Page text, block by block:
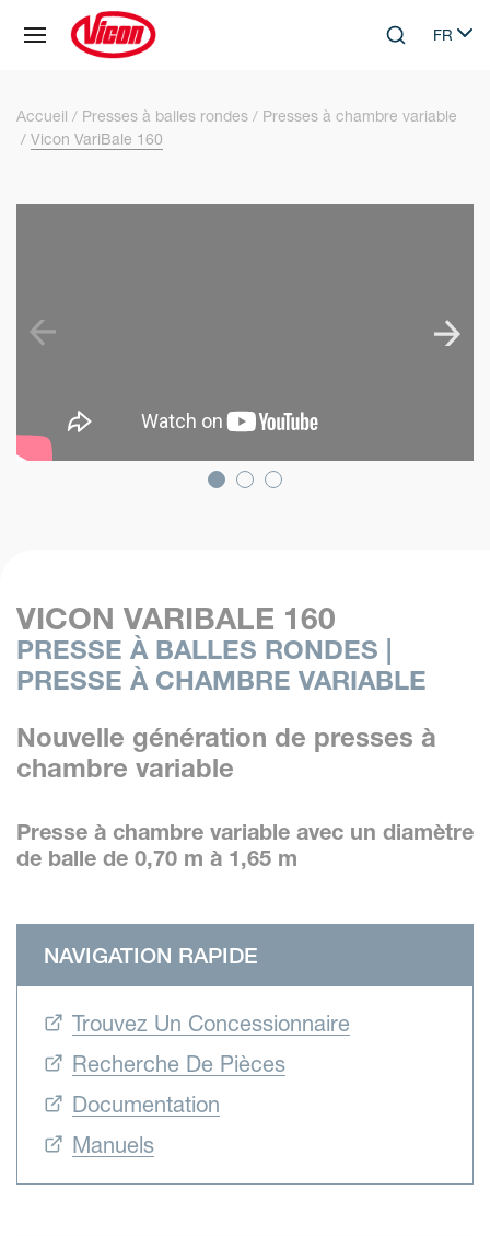
Skip to main contentSearchFR
Select
Accueil Presses à balles rondes
Presses à chambre variable
Vicon VariBale 160
VICON VARIBALE 160
PRESSE À BALLES RONDES |
PRESSE À CHAMBRE VARIABLE
Nouvelle génération de presses à
chambre variable
Presse à chambre variable avec un diamètre
de balle de 0,70 m à 1,65 m
NAVIGATION RAPIDE
Trouvez Un Concessionnaire
Recherche De Pièces
Documentation
Manuels
Panneau de gestion des cookies